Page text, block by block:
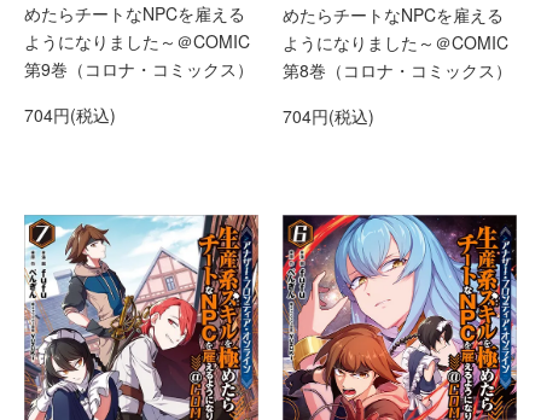
めたらチートなNPCを雇える
ようになりました～＠COMIC
第9巻（コロナ・コミックス）
704円(税込)
めたらチートなNPCを雇える
ようになりました～＠COMIC
第8巻（コロナ・コミックス）
704円(税込)